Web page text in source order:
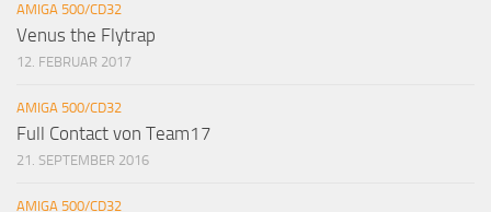
AMIGA 500/CD32
Venus the Flytrap
12. FEBRUAR 2017
AMIGA 500/CD32
Full Contact von Team17
21. SEPTEMBER 2016
AMIGA 500/CD32